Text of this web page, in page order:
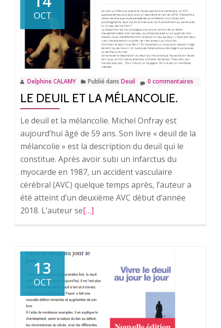
:
du
mal-
être
à
maladie.
OCT
Delphine CALAMY Publié dans Deuil 0 commentaires
LE DEUIL ET LA MÉLANCOLIE.
Le deuil et la mélancolie. Michel Onfray est
aujourd’hui âgé de 59 ans. Son livre « deuil de la
mélancolie » est la description du deuil qui le
constitue. Après avoir subi un infarctus du
myocarde en 1987, un accident vasculaire
cérébral (AVC) quelque temps après, l’auteur a
été atteint d’un deuxième AVC début d’année
2018. L’auteur seEn
surLe
et
la
mélancolie.
[…]
13
OCT